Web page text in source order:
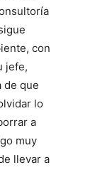
con
jefe,
de que
lo
a
muy
llevar a